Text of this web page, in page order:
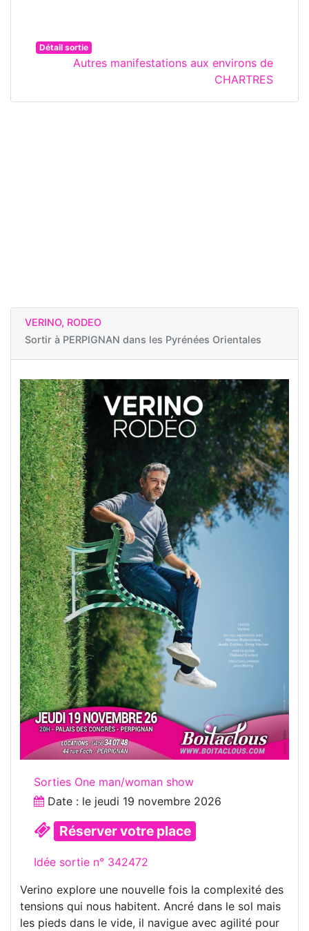
Détail sortie
Autres manifestations aux environs de
CHARTRES
VERINO, RODEO
Sortir à PERPIGNAN dans les Pyrénées Orientales
Sorties One man/woman show
Date : le jeudi 19 novembre 2026
Réserver votre place
Idée sortie n° 342472
Verino explore une nouvelle fois la complexité des
tensions qui nous habitent. Ancré dans le sol mais
les pieds dans le vide, il navigue avec agilité pour